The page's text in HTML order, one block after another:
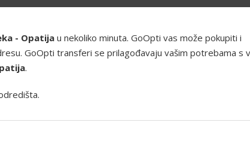
- Opatijau nekoliko minuta. GoOpti vas može pokupiti i
GoOpti transferi se prilagođavaju vašim potrebama s
.